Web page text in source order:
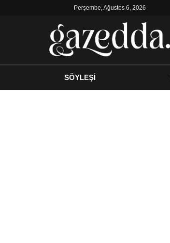
Perşembe, Ağustos 6, 2026
SÖYLEŞİ